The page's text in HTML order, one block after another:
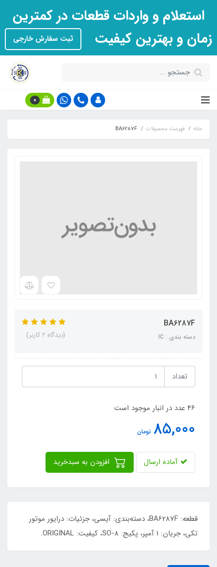
استعلام و واردات قطعات در کمترین
زمان و بهترین کیفیت
ثبت سفارش خارجی
0
خانه فهرست محصولات BA6287F
BA6287F
دسته بندی : IC (دیدگاه 2 کاربر)
تعداد
46 عدد در انبار موجود است
85,000 تومان
آماده ارسال
قطعه: BA6287F، دسته‌بندی: آیسی، جزئیات: درایور موتور
تکی، جریان: 1 آمپر، پکیج: SO-8، کیفیت: ORIGINAL.